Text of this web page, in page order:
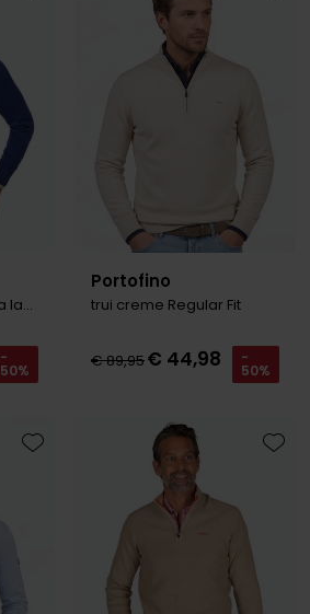
trui v-hals blauw extra lang
-
50%
Toevoegen aan favorieten
Portofino
trui creme Regular Fit
€ 89,95€ 44,98 -
50%
Toevoegen aan favorieten